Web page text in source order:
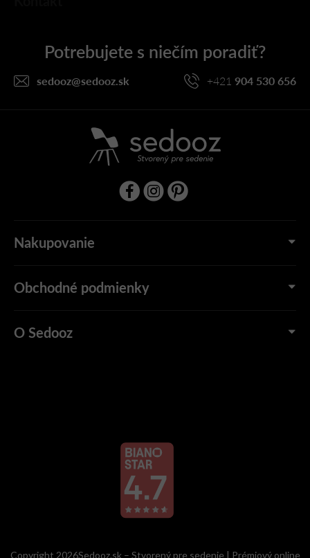
sedooz@sedooz.sk +421 904 530 656
Nakupovanie
Obchodné podmienky
O Sedooz
Copyright 2026Sedooz.sk – Stvorený pre sedenie | Prémiový online